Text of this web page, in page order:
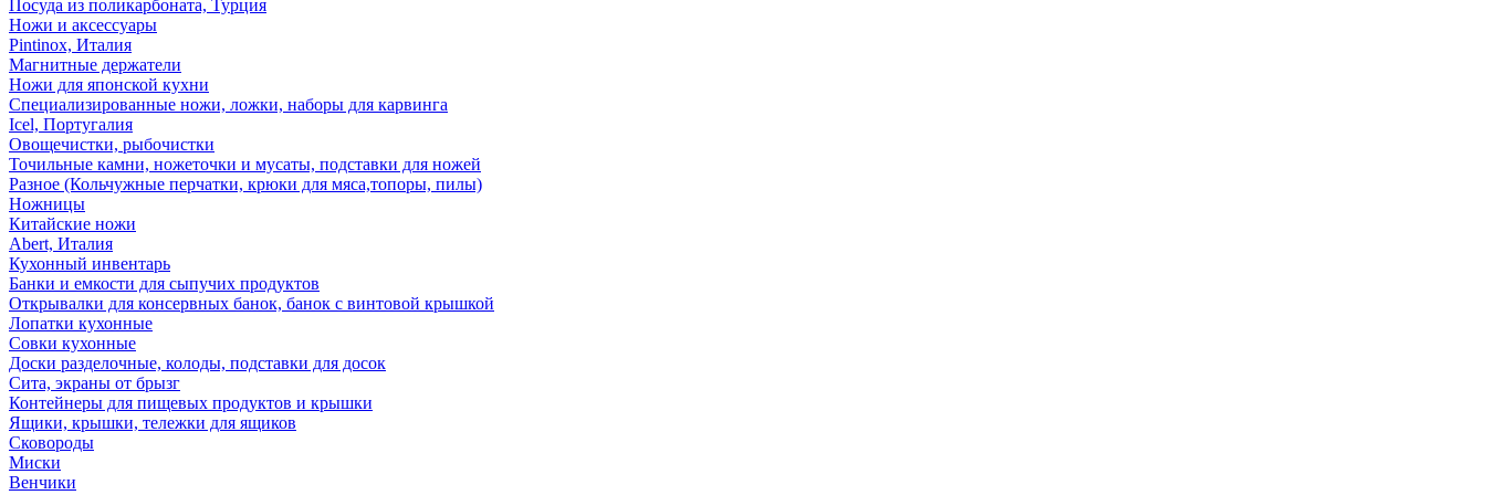
Посуда из поликарбоната, Турция
Ножи и аксессуары
Pintinox, Италия
Магнитные держатели
Ножи для японской кухни
Специализированные ножи, ложки, наборы для карвинга
Icel, Португалия
Овощечистки, рыбочистки
Точильные камни, ножеточки и мусаты, подставки для ножей
Разное (Кольчужные перчатки, крюки для мяса,топоры, пилы)
Ножницы
Китайские ножи
Abert, Италия
Кухонный инвентарь
Банки и емкости для сыпучих продуктов
Открывалки для консервных банок, банок с винтовой крышкой
Лопатки кухонные
Совки кухонные
Доски разделочные, колоды, подставки для досок
Сита, экраны от брызг
Контейнеры для пищевых продуктов и крышки
Ящики, крышки, тележки для ящиков
Сковороды
Миски
Венчики